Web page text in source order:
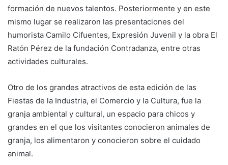
formación de nuevos talentos. Posteriormente y en este
mismo lugar se realizaron las presentaciones del
humorista Camilo Cifuentes, Expresión Juvenil y la obra El
Ratón Pérez de la fundación Contradanza, entre otras
actividades culturales.
Otro de los grandes atractivos de esta edición de las
Fiestas de la Industria, el Comercio y la Cultura, fue la
granja ambiental y cultural, un espacio para chicos y
grandes en el que los visitantes conocieron animales de
granja, los alimentaron y conocieron sobre el cuidado
animal.